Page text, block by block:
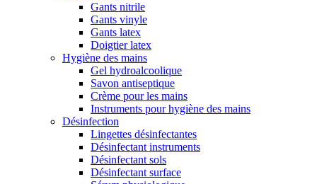
Gants nitrile
Gants vinyle
Gants latex
Doigtier latex
Hygiène des mains
Gel hydroalcoolique
Savon antiseptique
Crème pour les mains
Instruments pour hygiène des mains
Désinfection
Lingettes désinfectantes
Désinfectant instruments
Désinfectant sols
Désinfectant surface